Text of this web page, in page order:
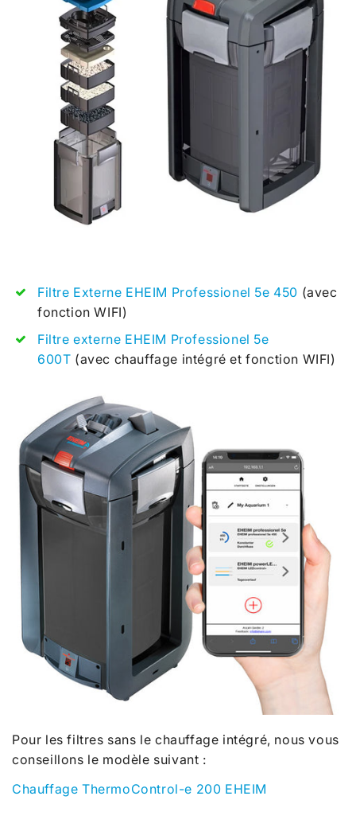
Filtre Externe EHEIM Professionel 5e 450 (avec
fonction WIFI)
Filtre externe EHEIM Professionel 5e
600T (avec chauffage intégré et fonction WIFI)
Pour les filtres sans le chauffage intégré, nous vous
conseillons le modèle suivant :
Chauffage ThermoControl-e 200 EHEIM